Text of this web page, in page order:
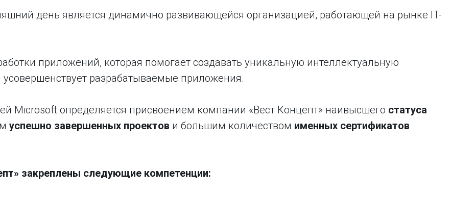
день является динамично развивающейся организацией, работающей на рынке IT-
приложений, которая помогает создавать уникальную интеллектуальную
усовершенствует разрабатываемые приложения.
Microsoft определяется присвоением компании «Вест Концепт» наивысшего статуса
успешно завершенных проектов и большим количеством именных сертификатов
закреплены следующие компетенции: